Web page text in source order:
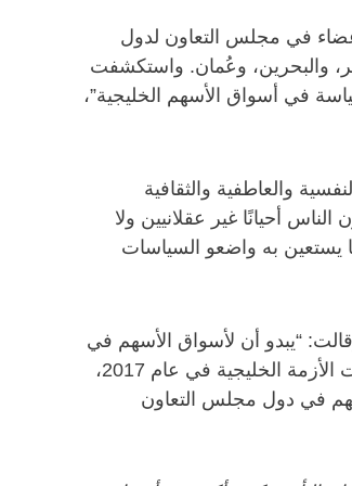
في مجلس التعاون لدول
وقطر، والبحرين، وعُمان. واستكشفت
في أسواق الأسهم الخليجية”،
والعاطفية والثقافية
أحيانًا غير عقلانيين ولا
يستعين به واضعو السياسات
“يبدو أن لأسواق الأسهم في
دول مجلس التعاون الخليجي اتجاهات متشابهة. فعندما تنخفض أسعار النفط، تنخفض أسعار الأسهم” في المنطقة برمتها. وعندما بدأت الأزمة الخليجية في عام 2017،
في دول مجلس التعاون